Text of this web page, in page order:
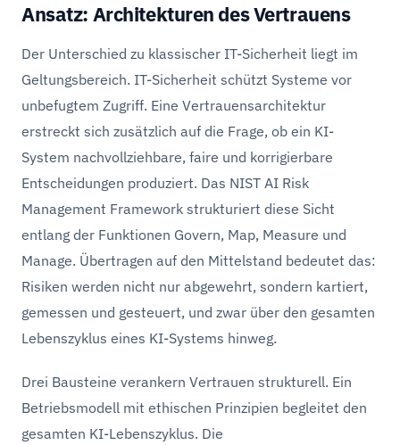
Ansatz: Architekturen des Vertrauens
Der Unterschied zu klassischer IT-Sicherheit liegt im
Geltungsbereich. IT-Sicherheit schützt Systeme vor
unbefugtem Zugriff. Eine Vertrauensarchitektur
erstreckt sich zusätzlich auf die Frage, ob ein KI-
System nachvollziehbare, faire und korrigierbare
Entscheidungen produziert. Das NIST AI Risk
Management Framework strukturiert diese Sicht
entlang der Funktionen Govern, Map, Measure und
Manage. Übertragen auf den Mittelstand bedeutet das:
Risiken werden nicht nur abgewehrt, sondern kartiert,
gemessen und gesteuert, und zwar über den gesamten
Lebenszyklus eines KI-Systems hinweg.
Drei Bausteine verankern Vertrauen strukturell. Ein
Betriebsmodell mit ethischen Prinzipien begleitet den
gesamten KI-Lebenszyklus. Die